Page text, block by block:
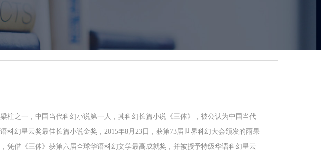
柱之一，中国当代科幻小说第一人，其科幻长篇小说《三体》，被公认为中国当代
科幻星云奖最佳长篇小说金奖，2015年8月23日，获第73届世界科幻大会颁发的雨果
凭借《三体》获第六届全球华语科幻文学最高成就奖，并被授予特级华语科幻星云